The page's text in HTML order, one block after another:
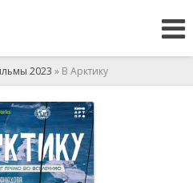
2023 » В Арктику